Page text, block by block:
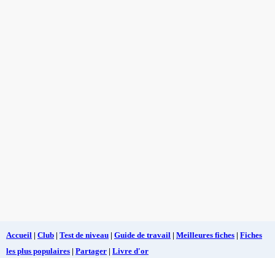
Accueil | Club | Test de niveau | Guide de travail | Meilleures fiches | Fiches
les plus populaires | Partager | Livre d'or